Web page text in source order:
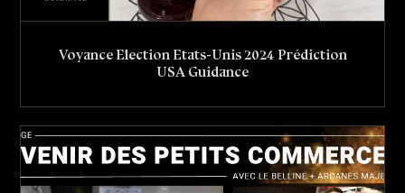
Voyance Election Etats-Unis 2024 Prédiction
USA Guidance